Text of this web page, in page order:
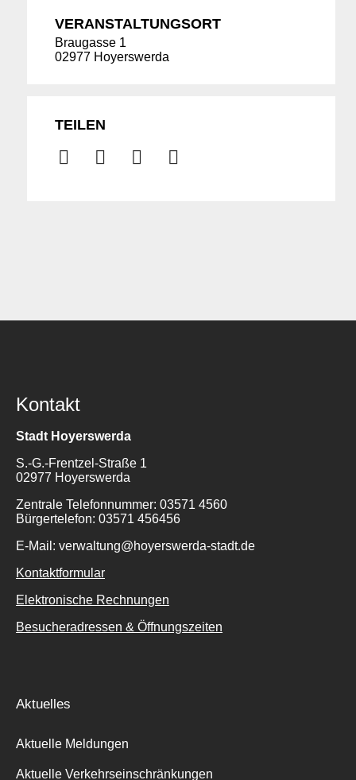
Suche
VERANSTALTUNGSORT
Braugasse 1
02977 Hoyerswerda
TEILEN
Kontakt
Stadt Hoyerswerda
S.-G.-Frentzel-Straße 1
02977 Hoyerswerda
Zentrale Telefonnummer: 03571 4560
Bürgertelefon: 03571 456456
E-Mail: verwaltung@hoyerswerda-stadt.de
Kontaktformular
Elektronische Rechnungen
Besucheradressen & Öffnungszeiten
Aktuelles
Aktuelle Meldungen
Aktuelle Verkehrseinschränkungen